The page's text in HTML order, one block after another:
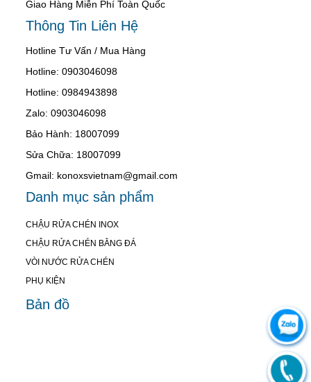
Giao Hàng Miễn Phí Toàn Quốc
Thông Tin Liên Hệ
Hotline Tư Vấn / Mua Hàng
Hotline: 0903046098
Hotline: 0984943898
Zalo: 0903046098
Bảo Hành: 18007099
Sửa Chữa: 18007099
Gmail: konoxsvietnam@gmail.com
Danh mục sản phẩm
CHẬU RỬA CHÉN INOX
CHẬU RỬA CHÉN BẰNG ĐÁ
VÒI NƯỚC RỬA CHÉN
PHỤ KIỆN
Bản đồ